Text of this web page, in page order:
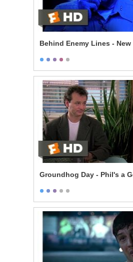
Behind Enemy Lines - New
Groundhog Day - Phil's a